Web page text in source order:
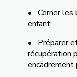
• Cerner les
enfant;
• Préparer
récupération
encadrement